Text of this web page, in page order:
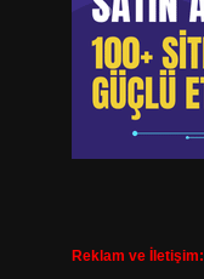
Reklam ve İletişim: